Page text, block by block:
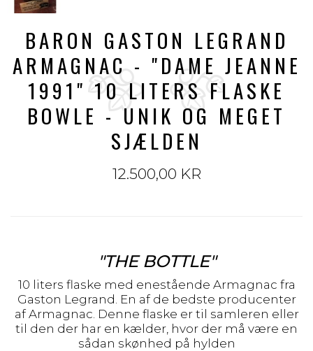
BARON GASTON LEGRAND
ARMAGNAC - "DAME JEANNE
1991" 10 LITERS FLASKE
BOWLE - UNIK OG MEGET
SJÆLDEN
12.500,00 KR
"THE BOTTLE"
10 liters flaske med enestående Armagnac fra
Gaston Legrand. En af de bedste producenter
af Armagnac. Denne flaske er til samleren eller
til den der har en kælder, hvor der må være en
sådan skønhed på hylden